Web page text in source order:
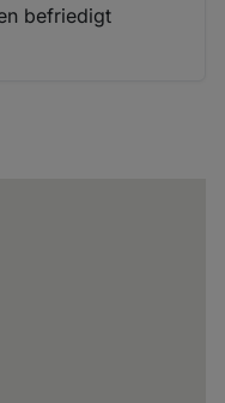
befriedigt